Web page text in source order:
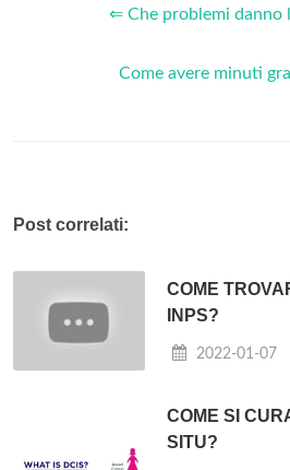
⇐ Che problemi danno
Come avere minuti
Post correlati:
COME
INPS?
2022-01-07
COME SI
SITU?